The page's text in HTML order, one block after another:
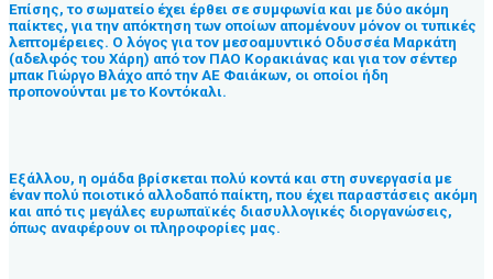
Επίσης, το σωματείο έχει έρθει σε συμφωνία και με δύο ακόμη
παίκτες, για την απόκτηση των οποίων απομένουν μόνον οι τυπικές
λεπτομέρειες. Ο λόγος για τον μεσοαμυντικό Οδυσσέα Μαρκάτη
(αδελφός του Χάρη) από τον ΠΑΟ Κορακιάνας και για τον σέντερ
μπακ Γιώργο Βλάχο από την ΑΕ Φαιάκων, οι οποίοι ήδη
προπονούνται με το Κοντόκαλι.
Εξάλλου, η ομάδα βρίσκεται πολύ κοντά και στη συνεργασία με
έναν πολύ ποιοτικό αλλοδαπό παίκτη, που έχει παραστάσεις ακόμη
και από τις μεγάλες ευρωπαϊκές διασυλλογικές διοργανώσεις,
όπως αναφέρουν οι πληροφορίες μας.